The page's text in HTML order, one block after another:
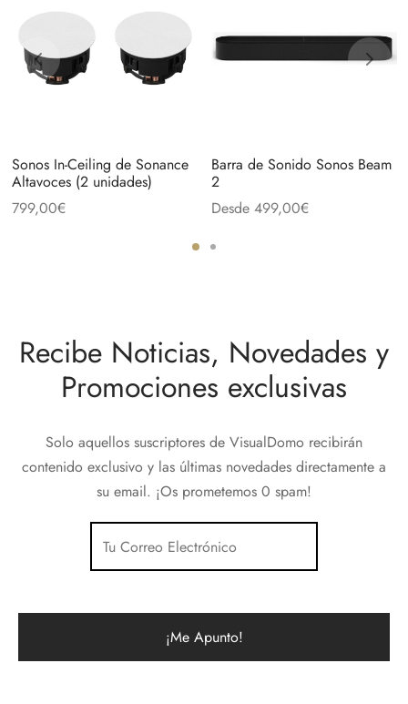
Sonos In-Ceiling de Sonance
Altavoces (2 unidades)
799,00€
Barra de Sonido Sonos Beam
2
Desde 499,00€
Recibe Noticias, Novedades y
Promociones exclusivas
Solo aquellos suscriptores de VisualDomo recibirán
contenido exclusivo y las últimas novedades directamente a
su email. ¡Os prometemos 0 spam!